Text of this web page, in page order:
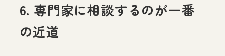
6. 専門家に相談するのが一番
の近道